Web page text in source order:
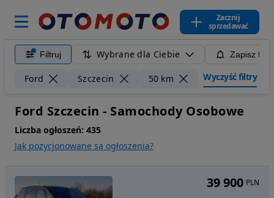
Zacznij
sprzedawać
Filtruj Wybrane dla Ciebie Zapisz
Ford Szczecin 50 km Wyczyść filtry
Ford Szczecin - Samochody Osobowe
Liczba ogłoszeń: 435
Jak pozycjonowane są ogłoszenia?
39 900 PLN